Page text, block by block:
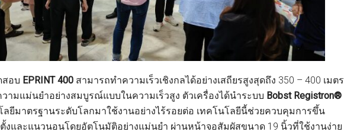
อบ EPRINT 400 สามารถทำความเร็วเชิงกลได้อย่างเสถียรสูงสุดถึง 350 – 400 เมตร
ามแม่นยำอย่างสมบูรณ์แบบในความเร็วสูง ตัวเครื่องได้นำระบบ Bobst Registron®
ลยีมาตรฐานระดับโลกมาใช้งานอย่างไร้รอยต่อ เทคโนโลยีนี้ช่วยควบคุมการขึ้น
งและแนวนอนโดยอัตโนมัติอย่างแม่นยำ ผ่านหน้าจอสัมผัสขนาด 19 นิ้วที่ใช้งานง่าย